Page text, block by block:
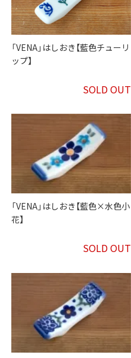
「VENA」はしおき【藍色チューリ
ップ】
SOLD OUT
「VENA」はしおき【藍色×水色小
花】
SOLD OUT